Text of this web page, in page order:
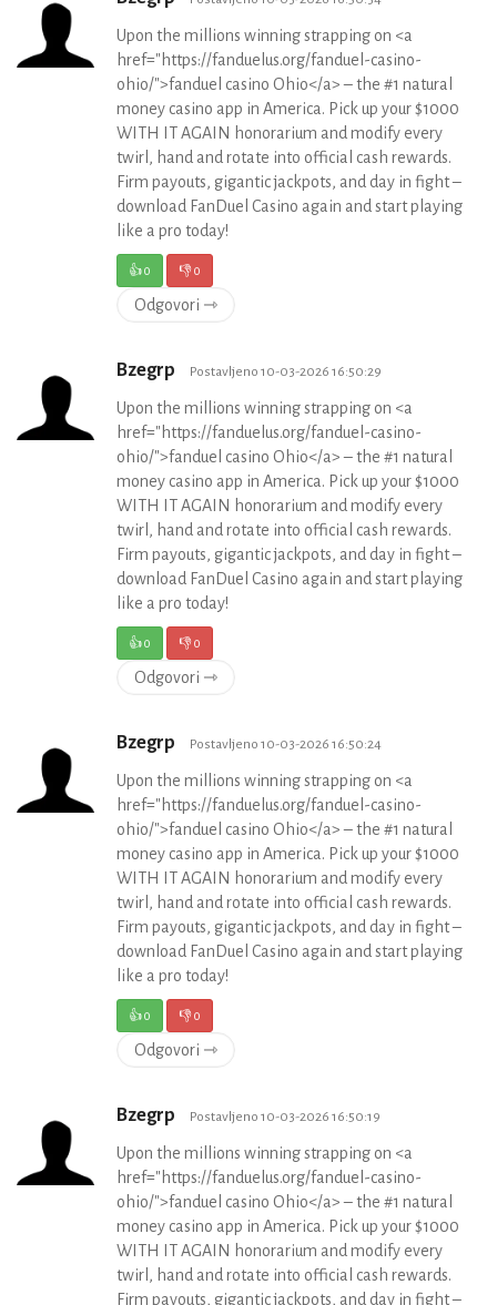
Upon the millions winning strapping on <a
href="https://fanduelus.org/fanduel-casino-
ohio/">fanduel casino Ohio</a> – the #1 natural
money casino app in America. Pick up your $1000
WITH IT AGAIN honorarium and modify every
twirl, hand and rotate into official cash rewards.
Firm payouts, gigantic jackpots, and day in fight –
download FanDuel Casino again and start playing
like a pro today!
👍0 👎0
Odgovori ⇾
Bzegrp Postavljeno 10-03-2026 16:50:29
Upon the millions winning strapping on <a
href="https://fanduelus.org/fanduel-casino-
ohio/">fanduel casino Ohio</a> – the #1 natural
money casino app in America. Pick up your $1000
WITH IT AGAIN honorarium and modify every
twirl, hand and rotate into official cash rewards.
Firm payouts, gigantic jackpots, and day in fight –
download FanDuel Casino again and start playing
like a pro today!
👍0 👎0
Odgovori ⇾
Bzegrp Postavljeno 10-03-2026 16:50:24
Upon the millions winning strapping on <a
href="https://fanduelus.org/fanduel-casino-
ohio/">fanduel casino Ohio</a> – the #1 natural
money casino app in America. Pick up your $1000
WITH IT AGAIN honorarium and modify every
twirl, hand and rotate into official cash rewards.
Firm payouts, gigantic jackpots, and day in fight –
download FanDuel Casino again and start playing
like a pro today!
👍0 👎0
Odgovori ⇾
Bzegrp Postavljeno 10-03-2026 16:50:19
Upon the millions winning strapping on <a
href="https://fanduelus.org/fanduel-casino-
ohio/">fanduel casino Ohio</a> – the #1 natural
money casino app in America. Pick up your $1000
WITH IT AGAIN honorarium and modify every
twirl, hand and rotate into official cash rewards.
Firm payouts, gigantic jackpots, and day in fight –